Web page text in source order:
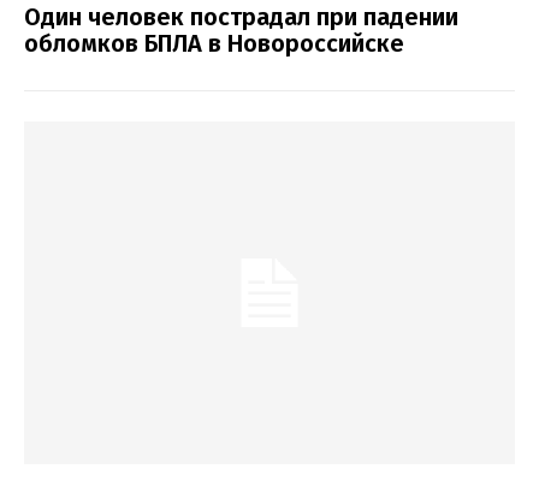
Один человек пострадал при падении
обломков БПЛА в Новороссийске